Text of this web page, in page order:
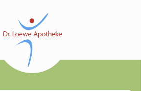
Open submenu